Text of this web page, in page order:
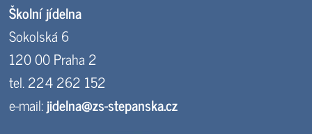
Školní jídelna
Sokolská 6
120 00 Praha 2
tel. 224 262 152
e-mail:jidelna@zs-stepanska.cz